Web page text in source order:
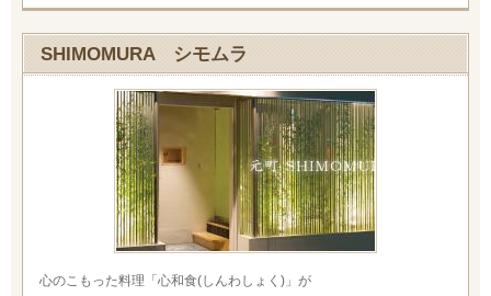
SHIMOMURA シモムラ
心のこもった料理「心和食(しんわしょく)」が